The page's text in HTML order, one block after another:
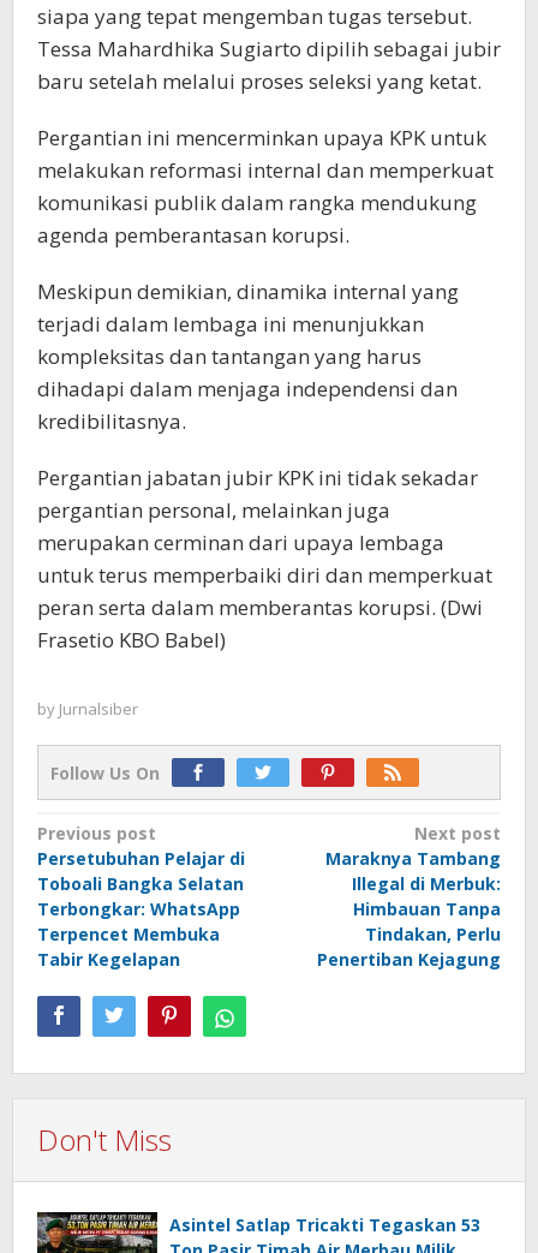
siapa yang tepat mengemban tugas tersebut.
Tessa Mahardhika Sugiarto dipilih sebagai jubir
baru setelah melalui proses seleksi yang ketat.
Pergantian ini mencerminkan upaya KPK untuk
melakukan reformasi internal dan memperkuat
komunikasi publik dalam rangka mendukung
agenda pemberantasan korupsi.
Meskipun demikian, dinamika internal yang
terjadi dalam lembaga ini menunjukkan
kompleksitas dan tantangan yang harus
dihadapi dalam menjaga independensi dan
kredibilitasnya.
Pergantian jabatan jubir KPK ini tidak sekadar
pergantian personal, melainkan juga
merupakan cerminan dari upaya lembaga
untuk terus memperbaiki diri dan memperkuat
peran serta dalam memberantas korupsi. (Dwi
Frasetio KBO Babel)
by Jurnalsiber
Follow Us On
Post
navigation
Previous post
Persetubuhan Pelajar di
Toboali Bangka Selatan
Terbongkar: WhatsApp
Terpencet Membuka
Tabir Kegelapan
Next post
Maraknya Tambang
Illegal di Merbuk:
Himbauan Tanpa
Tindakan, Perlu
Penertiban Kejagung
Don't Miss
Asintel Satlap Tricakti Tegaskan 53